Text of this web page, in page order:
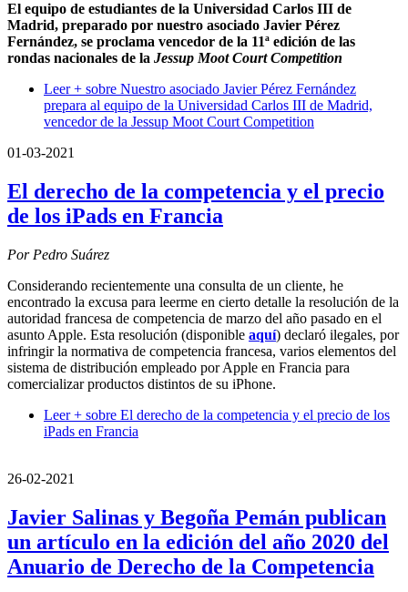
El equipo de estudiantes de la Universidad Carlos III de
Madrid, preparado por nuestro asociado Javier Pérez
Fernández, se proclama vencedor de la 11ª edición de las
rondas nacionales de la Jessup Moot Court Competition
Leer + sobre Nuestro asociado Javier Pérez Fernández
prepara al equipo de la Universidad Carlos III de Madrid,
vencedor de la Jessup Moot Court Competition
01-03-2021
El derecho de la competencia y el precio
de los iPads en Francia
Por Pedro Suárez
Considerando recientemente una consulta de un cliente, he
encontrado la excusa para leerme en cierto detalle la resolución de la
autoridad francesa de competencia de marzo del año pasado en el
asunto Apple. Esta resolución (disponible aquí) declaró ilegales, por
infringir la normativa de competencia francesa, varios elementos del
sistema de distribución empleado por Apple en Francia para
comercializar productos distintos de su iPhone.
Leer + sobre El derecho de la competencia y el precio de los
iPads en Francia
26-02-2021
Javier Salinas y Begoña Pemán publican
un artículo en la edición del año 2020 del
Anuario de Derecho de la Competencia